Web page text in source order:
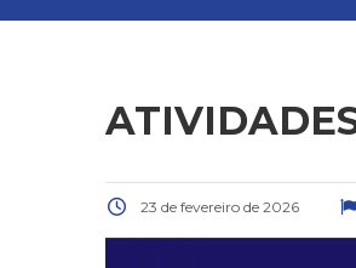
23 de fevereiro de 2026